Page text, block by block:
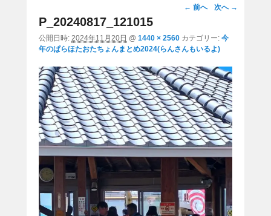
画
ビ
ー
シ
ョ
ン
← 前へ 次へ →
P_20240817_121015
公開日時: 2024年11月20日 @ 1440 × 2560 カテゴリー: 今
年のぱらほたおたちょんまとめ2024(らんさんもいるよ)